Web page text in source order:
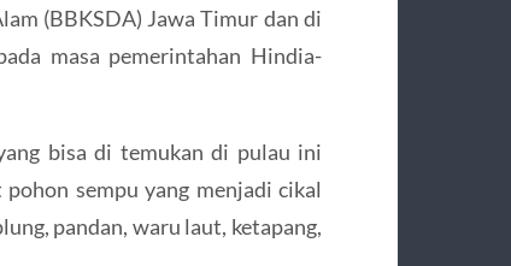
(BBKSDA) Jawa Timur dan di
masa pemerintahan Hindia-
bisa di temukan di pulau ini
sempu yang menjadi cikal
pandan, waru laut, ketapang,